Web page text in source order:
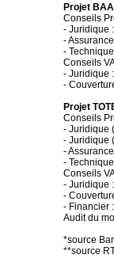
Projet
Conseils
- Juridique
-
-
Conseils
- Juridique
-
Projet
Conseils
- Juridique
- Juridique
-
-
Conseils
- Juridique
-
- Financier
Audit du
*source
**source